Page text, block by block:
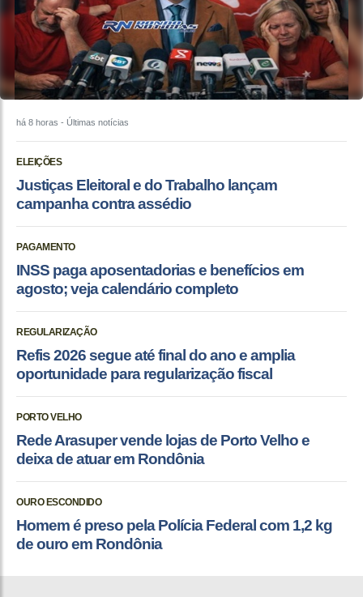
há 8 horas - Últimas notícias
ELEIÇÕES
Justiças Eleitoral e do Trabalho lançam
campanha contra assédio
PAGAMENTO
INSS paga aposentadorias e benefícios em
agosto; veja calendário completo
REGULARIZAÇÃO
Refis 2026 segue até final do ano e amplia
oportunidade para regularização fiscal
PORTO VELHO
Rede Arasuper vende lojas de Porto Velho e
deixa de atuar em Rondônia
OURO ESCONDIDO
Homem é preso pela Polícia Federal com 1,2 kg
de ouro em Rondônia